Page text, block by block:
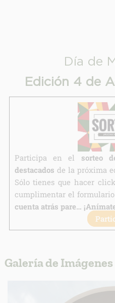
Día de
Edición 4 de
Participa en el sorteo
destacados de la próxima
Sólo tienes que hacer
cumplimentar el
cuenta atrás pare…
Galería de Imágenes
INFORMACION SOBRE LA
Derechos:
Información adicional